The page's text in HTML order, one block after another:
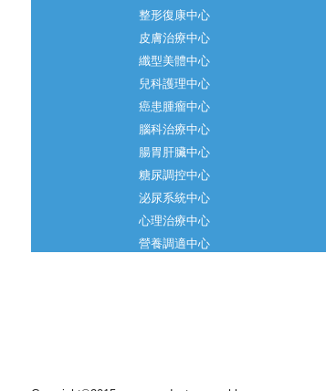
整形復康中心
皮膚治療中心
纖型美體中心
兒科護理中心
癌患腫瘤中心
腦科治療中心
腸胃肝臟中心
糖尿調控中心
泌尿系統中心
心理治療中心
營養調適中心